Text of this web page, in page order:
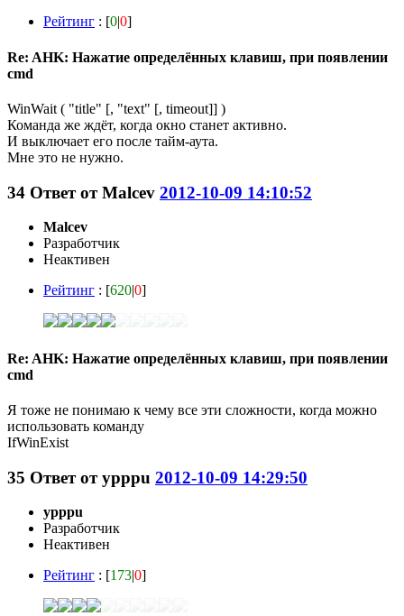
Рейтинг : [0|0]
Re: AHK: Нажатие определённых клавиш, при появлении
cmd
WinWait ( "title" [, "text" [, timeout]] )
Команда же ждёт, когда окно станет активно.
И выключает его после тайм-аута.
Мне это не нужно.
34 Ответ отMalcev 2012-10-09 14:10:52
Malcev
Разработчик
Неактивен
Рейтинг : [620|0]
Re: AHK: Нажатие определённых клавиш, при появлении
cmd
Я тоже не понимаю к чему все эти сложности, когда можно
использовать команду
IfWinExist
35 Ответ отypppu 2012-10-09 14:29:50
ypppu
Разработчик
Неактивен
Рейтинг : [173|0]